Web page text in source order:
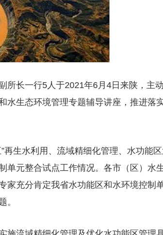
所长一行5人于2021年6月4日来陕，主动
水生态环境管理专题辅导讲座，推进落
生水利用、流域精细化管理、水功能区
单元整合试点工作情况。各市（区）水
家充分肯定我省水功能区和水环境控制
。